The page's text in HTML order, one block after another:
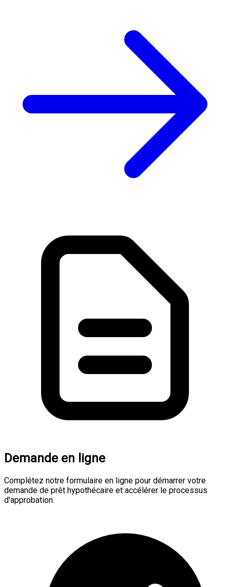
Demande en ligne
Complétez notre formulaire en ligne pour démarrer votre
demande de prêt hypothécaire et accélérer le processus
d'approbation.